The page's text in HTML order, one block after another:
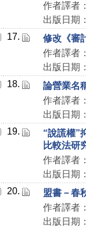
作者譯者：
出版日期
17.
修改《審
作者譯者：
出版日期
18.
論營業名
作者譯者：
出版日期
19.
“說謊權”
比較法研
作者譯者：
出版日期
20.
盟書－春
作者譯者：
出版日期